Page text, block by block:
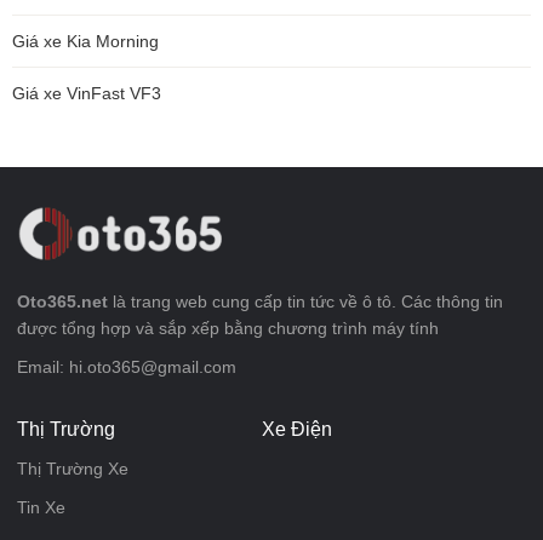
Giá xe Kia Morning
Giá xe VinFast VF3
Oto365.net là trang web cung cấp tin tức về ô tô. Các thông tin
được tổng hợp và sắp xếp bằng chương trình máy tính
Email: hi.oto365@gmail.com
Thị Trường
Thị Trường Xe
Tin Xe
Xe Điện